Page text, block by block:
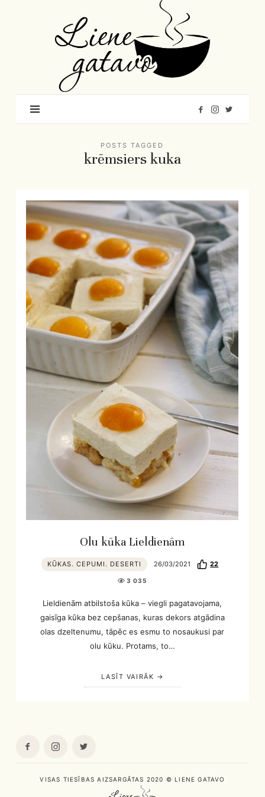
Gatavo
–
Mana
garšu
pasaule
POSTS TAGGED
krēmsiers kuka
Olu kūka Lieldienām
KŪKAS. CEPUMI. DESERTI 26/03/2021 22
3 035
Lieldienām atbilstoša kūka – viegli pagatavojama,
gaisīga kūka bez cepšanas, kuras dekors atgādina
olas dzeltenumu, tāpēc es esmu to nosaukusi par
olu kūku. Protams, to…
LASĪT VAIRĀK
VISAS TIESĪBAS AIZSARGĀTAS 2020 © LIENE GATAVO